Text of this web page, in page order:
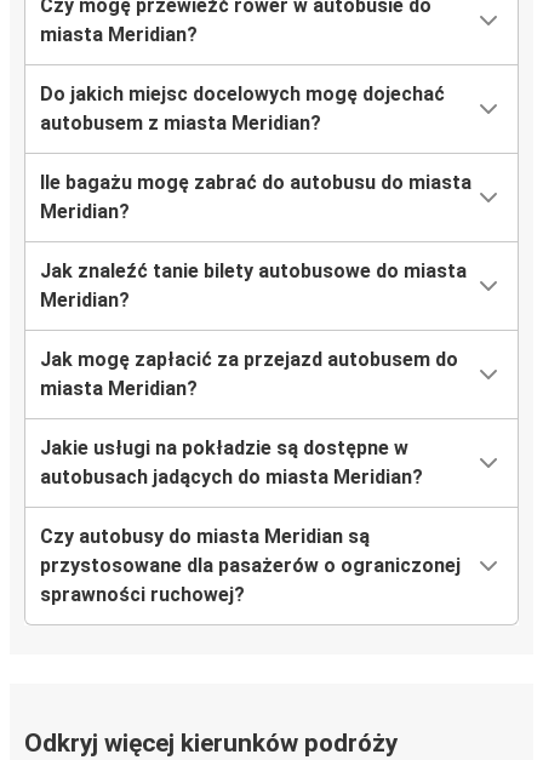
Czy mogę przewieźć rower w autobusie do
miasta Meridian?
Do jakich miejsc docelowych mogę dojechać
autobusem z miasta Meridian?
Ile bagażu mogę zabrać do autobusu do miasta
Meridian?
Jak znaleźć tanie bilety autobusowe do miasta
Meridian?
Jak mogę zapłacić za przejazd autobusem do
miasta Meridian?
Jakie usługi na pokładzie są dostępne w
autobusach jadących do miasta Meridian?
Czy autobusy do miasta Meridian są
przystosowane dla pasażerów o ograniczonej
sprawności ruchowej?
Odkryj więcej kierunków podróży